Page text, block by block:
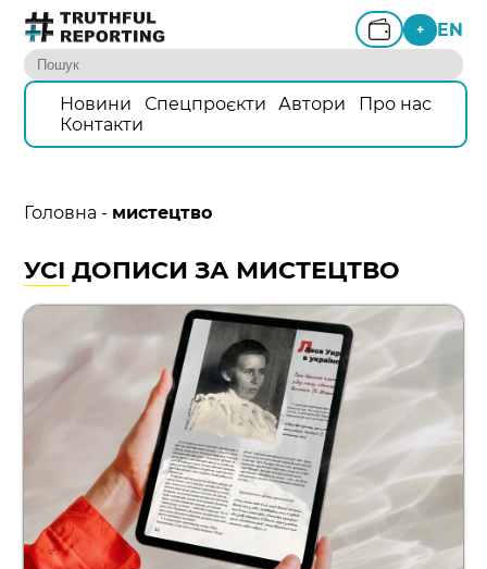
+ EN
Новини Спецпроєкти Автори
Про нас
Контакти
Головна - мистецтво
УСІ ДОПИСИ ЗА МИСТЕЦТВО